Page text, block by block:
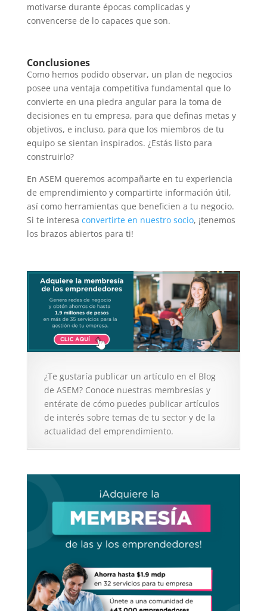
motivarse durante épocas complicadas y
convencerse de lo capaces que son.
Conclusiones
Como hemos podido observar, un plan de negocios
posee una ventaja competitiva fundamental que lo
convierte en una piedra angular para la toma de
decisiones en tu empresa, para que definas metas y
objetivos, e incluso, para que los miembros de tu
equipo se sientan inspirados. ¿Estás listo para
construirlo?
En ASEM queremos acompañarte en tu experiencia
de emprendimiento y compartirte información útil,
así como herramientas que beneficien a tu negocio.
Si te interesa convertirte en nuestro socio, ¡tenemos
los brazos abiertos para ti!
¿Te gustaría publicar un artículo en el Blog
de ASEM? Conoce nuestras membresías y
entérate de cómo puedes publicar artículos
de interés sobre temas de tu sector y de la
actualidad del emprendimiento.